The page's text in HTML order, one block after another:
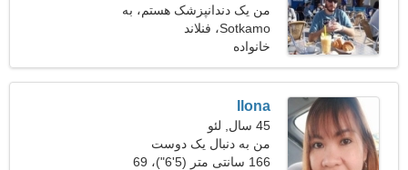
من یک دندانپزشک هستم، به
یک خانم پرشور نیاز دارم
Sotkamo، فنلاند
خانواده
Ilona
45 سال, لئو
من به دنبال یک دوست
تناسب اندام شجاع هستم166 سانتی متر (5'6")، 69